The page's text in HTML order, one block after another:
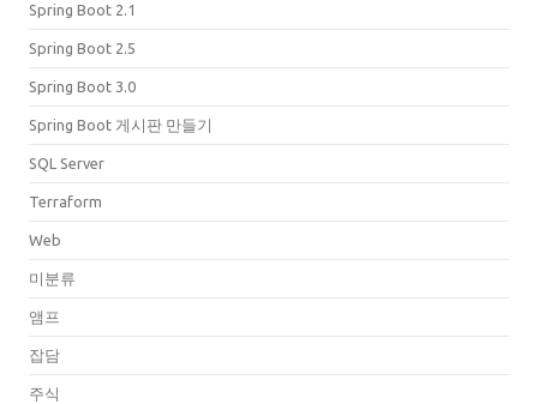
Spring Boot 2.1
Spring Boot 2.5
Spring Boot 3.0
Spring Boot 게시판 만들기
SQL Server
Terraform
Web
미분류
앰프
잡담
주식